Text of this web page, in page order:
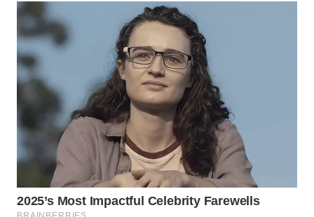
WAHANA
LISTRIK
WAHANA
TRAVEL
WAHANA
WAHANANEWS
ID